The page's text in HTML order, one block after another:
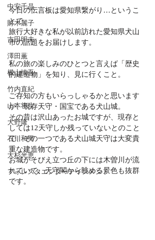
中安千晶
財木麗子
吉田明未
澤田薫
横山慎吾
竹内直紀
山本将生
大野隆
石川和男
大杉光恵
フォレスタエンターテインメント
今日の伝言板は愛知県繋がり…というこ
とで、
旅行大好きな私が以前訪れた愛知県犬山
市の話題をお届けします。
私の旅の楽しみのひとつと言えば「歴史
的建造物」を知り、見に行くこと。
ご存知の方もいらっしゃるかと思います
が、現存天守・国宝である犬山城。
その昔は沢山あったお城ですが、現存と
しては12天守しか残っていないとのこと
で、その一つである犬山城天守は大変貴
重な建造物です。
お城がそびえ立つ丘の下には木曽川が流
れていて、天守閣から眺める景色も抜群
です。